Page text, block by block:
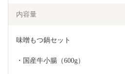
内容量
味噌もつ鍋セット
・国産牛小腸（600g）